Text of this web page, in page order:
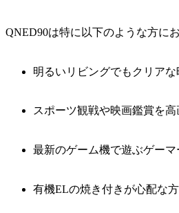
QNED90は特に以下のような方に
明るいリビングでもクリア
スポーツ観戦や映画鑑賞を
最新のゲーム機で遊ぶゲーマ
有機ELの焼き付きが心配な方